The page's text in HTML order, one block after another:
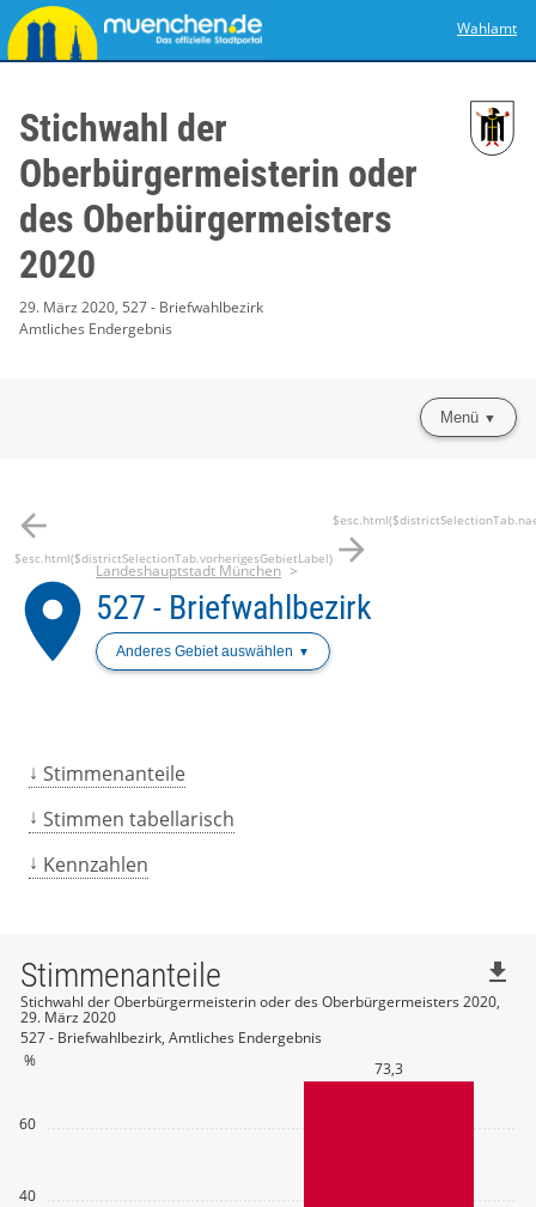
Wahlamt
Stichwahl der
Oberbürgermeisterin oder
des Oberbürgermeisters
2020
29. März 2020, 527 - Briefwahlbezirk
Amtliches Endergebnis
Menü
arrow_back
$esc.html($districtSelectionTab.vorherigesGebietLabel) arrow_forward
place
Landeshauptstadt München
527 - Briefwahlbezirk
Anderes Gebiet auswählen
Stimmenanteile
Stimmen tabellarisch
Kennzahlen
40
60
% 73,3
Stimmenanteile
Stichwahl der Oberbürgermeisterin oder des Oberbürgermeisters 2020,
29. März 2020
527 - Briefwahlbezirk, Amtliches Endergebnis
file_download